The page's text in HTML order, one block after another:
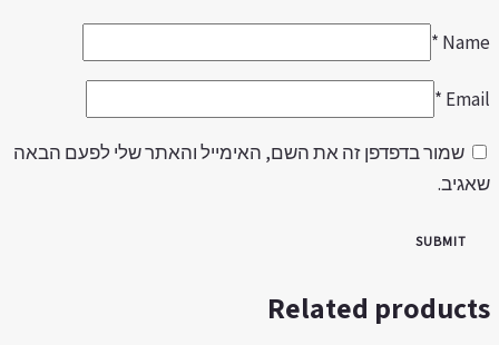
*
*
שמור בדפדפן זה את השם, האימייל והאתר שלי לפעם הבאה
Related